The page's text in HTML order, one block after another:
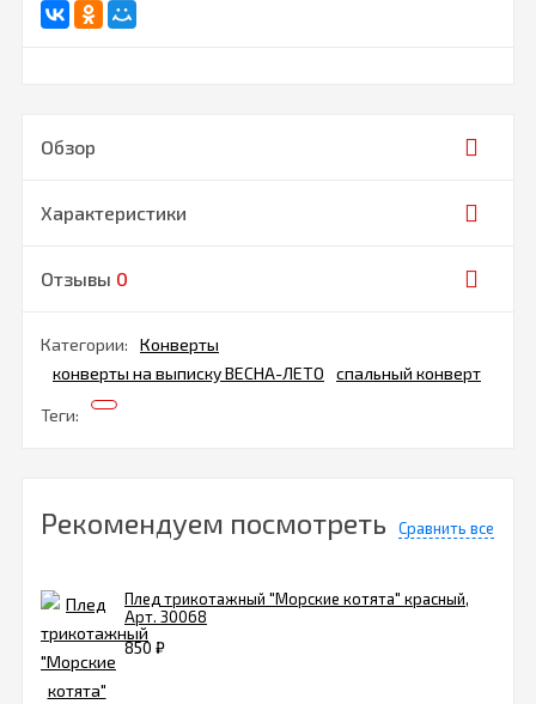
Обзор
Характеристики
Отзывы 0
Категории:
Конверты
конверты на выписку ВЕСНА-ЛЕТО
спальный конверт
Теги:
Рекомендуем посмотреть Сравнить все
Плед трикотажный "Морские котята" красный,
Арт. 30068
850 ₽